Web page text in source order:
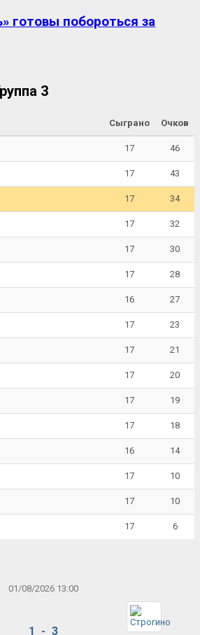
готовы побороться за
3
Сыграно Очков
17 46
17 43
17 34
17 32
17 30
17 28
16 27
17 23
17 21
17 20
17 19
17 18
16 14
17 10
17 10
17 6
01/08/2026 13:00
1 - 3